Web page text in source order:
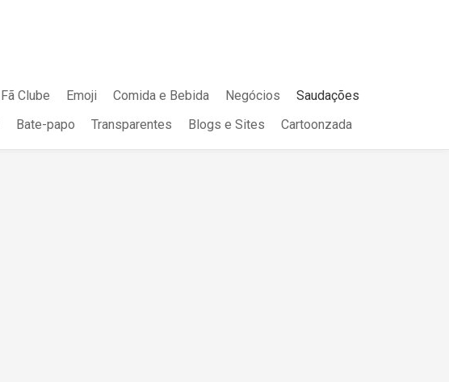
Fã Clube Emoji Comida e Bebida Negócios
Saudações
Bate-papo Transparentes Blogs e Sites Cartoonzada